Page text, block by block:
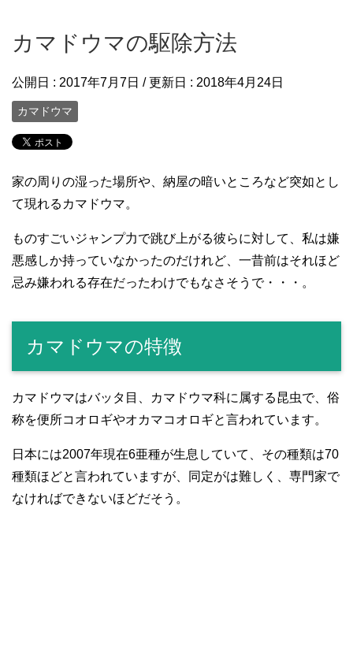
カマドウマの駆除方法
公開日 : 2017年7月7日 / 更新日 : 2018年4月24日
カマドウマ
家の周りの湿った場所や、納屋の暗いところなど突如とし
て現れるカマドウマ。
ものすごいジャンプ力で跳び上がる彼らに対して、私は嫌
悪感しか持っていなかったのだけれど、一昔前はそれほど
忌み嫌われる存在だったわけでもなさそうで・・・。
カマドウマの特徴
カマドウマはバッタ目、カマドウマ科に属する昆虫で、俗
称を便所コオロギやオカマコオロギと言われています。
日本には2007年現在6亜種が生息していて、その種類は70
種類ほどと言われていますが、同定がは難しく、専門家で
なければできないほどだそう。